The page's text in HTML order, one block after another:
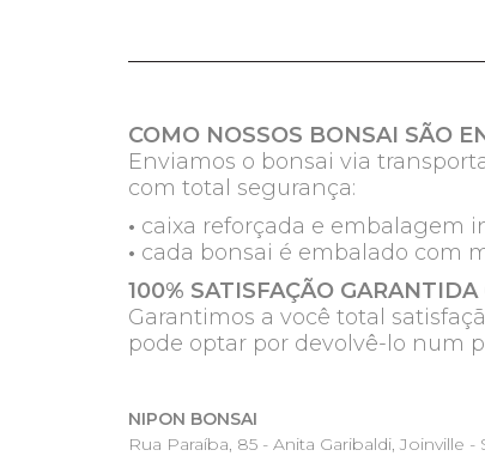
COMO NOSSOS BONSAI SÃO
Enviamos o bonsai via
com total segurança:
• caixa reforçada e embalagem
• cada bonsai é embalado com
100% SATISFAÇÃO
Garantimos a você total
pode optar por devolvê-lo num
NIPON BONSAI
Rua Paraíba, 85 - Anita Garibaldi, Joinville -